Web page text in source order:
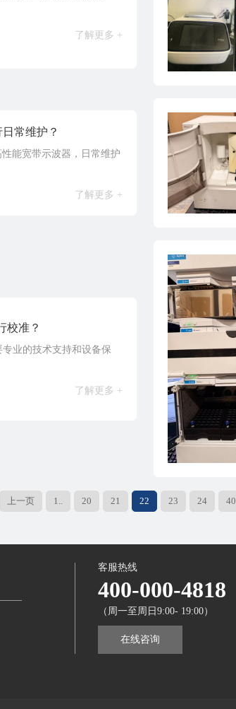
了解更多 +
常维护？
能宽带示波器，日常维护
了解更多 +
校准？
业的技术支持和设备保
了解更多 +
上一页 1.. 20 21 22 23 24 40..
客服热线
400-000-4818
（周一至周日9:00- 19:00）
在线咨询